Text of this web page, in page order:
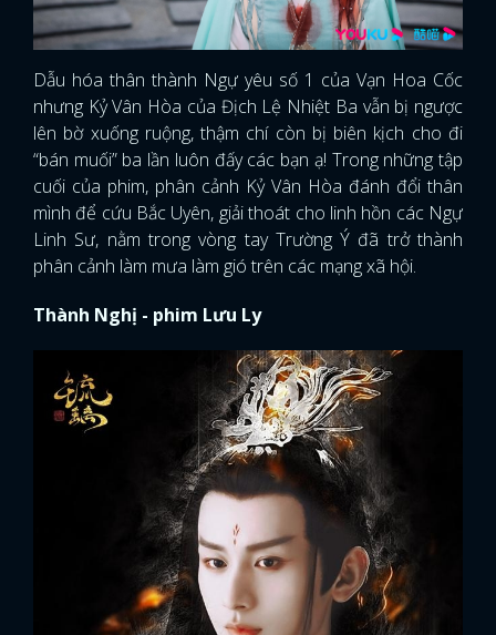
Dẫu hóa thân thành Ngự yêu số 1 của Vạn Hoa Cốc
nhưng Kỷ Vân Hòa của Địch Lệ Nhiệt Ba vẫn bị ngược
lên bờ xuống ruộng, thậm chí còn bị biên kịch cho đi
“bán muối” ba lần luôn đấy các bạn ạ! Trong những tập
cuối của phim, phân cảnh Kỷ Vân Hòa đánh đổi thân
mình để cứu Bắc Uyên, giải thoát cho linh hồn các Ngự
Linh Sư, nằm trong vòng tay Trường Ý đã trở thành
phân cảnh làm mưa làm gió trên các mạng xã hội.
Thành Nghị - phim Lưu Ly